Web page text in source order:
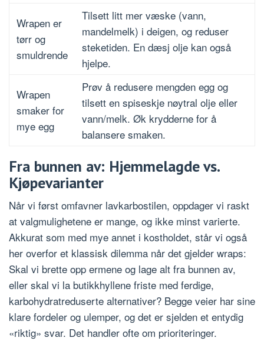
Wrapen er
tørr og
smuldrende
Tilsett litt mer væske (vann,
mandelmelk) i deigen, og reduser
steketiden. En dæsj olje kan også
hjelpe.
Wrapen
smaker for
mye egg
Prøv å redusere mengden egg og
tilsett en spiseskje nøytral olje eller
vann/melk. Øk krydderne for å
balansere smaken.
Fra bunnen av: Hjemmelagde vs.
Kjøpevarianter
Når vi først omfavner lavkarbostilen, oppdager vi raskt
at valgmulighetene er mange, og ikke minst varierte.
Akkurat som med mye annet i kostholdet, står vi også
her overfor et klassisk dilemma når det gjelder wraps:
Skal vi brette opp ermene og lage alt fra bunnen av,
eller skal vi la butikkhyllene friste med ferdige,
karbohydratreduserte alternativer? Begge veier har sine
klare fordeler og ulemper, og det er sjelden et entydig
«riktig» svar. Det handler ofte om prioriteringer.